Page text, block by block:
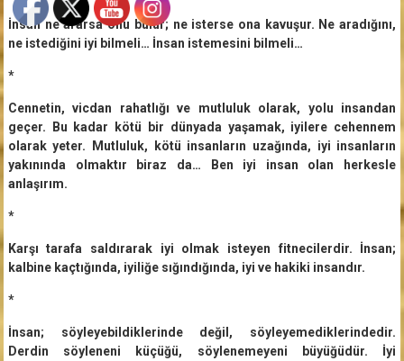
İnsan ne ararsa onu bulur; ne isterse ona kavuşur. Ne aradığını,
ne istediğini iyi bilmeli… İnsan istemesini bilmeli…
*
Cennetin, vicdan rahatlığı ve mutluluk olarak, yolu insandan
geçer. Bu kadar kötü bir dünyada yaşamak, iyilere cehennem
olarak yeter. Mutluluk, kötü insanların uzağında, iyi insanların
yakınında olmaktır biraz da… Ben iyi insan olan herkesle
anlaşırım.
*
Karşı tarafa saldırarak iyi olmak isteyen fitnecilerdir. İnsan;
kalbine kaçtığında, iyiliğe sığındığında, iyi ve hakiki insandır.
*
İnsan; söyleyebildiklerinde değil, söyleyemediklerindedir.
Derdin söyleneni küçüğü, söylenemeyeni büyüğüdür. İyi